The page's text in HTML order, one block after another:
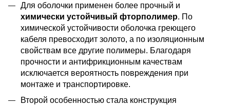
Для оболочки применен более прочный и
химически устойчивый фторполимер. По
химической устойчивости оболочка греющего
кабеля превосходит золото, а по изоляционным
свойствам все другие полимеры. Благодаря
прочности и антифрикционным качествам
исключается вероятность повреждения при
монтаже и транспортировке.
Второй особенностью стала конструкция